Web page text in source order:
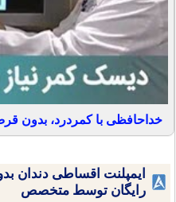
خداحافظی با کمردرد، بدون
ایمپلنت اقساطی دندان
رایگان توسط متخصص